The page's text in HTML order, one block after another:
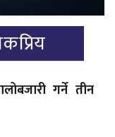
गर्ने तीन